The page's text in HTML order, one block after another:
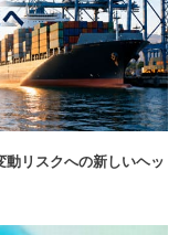
リスクへの新しいヘッ